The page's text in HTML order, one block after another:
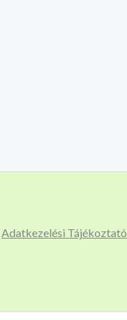
Adatkezelési Tájékoztató